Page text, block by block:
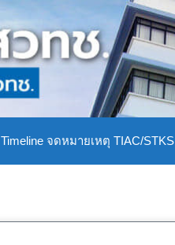
Timeline จดหมายเหตุ TIAC/STKS